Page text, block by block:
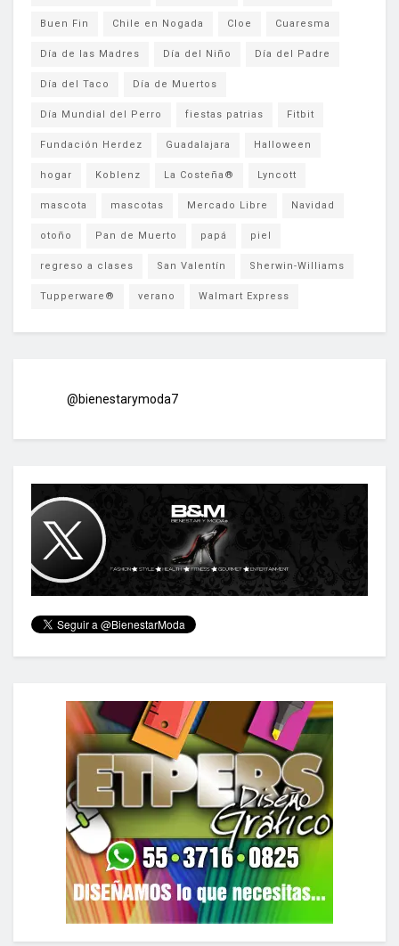
Buen Fin Chile en Nogada Cloe Cuaresma
Día de las Madres Día del Niño Día del Padre
Día del Taco Día de Muertos
Día Mundial del Perro fiestas patrias Fitbit
Fundación Herdez Guadalajara Halloween
hogar Koblenz La Costeña® Lyncott
mascota mascotas Mercado Libre Navidad
otoño Pan de Muerto papá piel
regreso a clases San Valentín Sherwin-Williams
Tupperware® verano Walmart Express
@bienestarymoda7